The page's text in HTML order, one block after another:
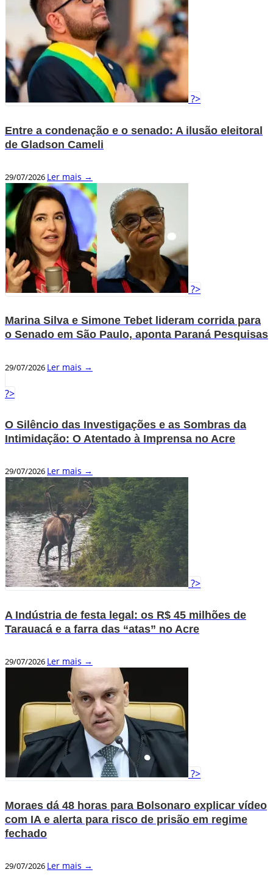
?>
Entre a condenação e o senado: A ilusão eleitoral
de Gladson Cameli
29/07/2026 Ler mais →
?>
Marina Silva e Simone Tebet lideram corrida para
o Senado em São Paulo, aponta Paraná Pesquisas
29/07/2026 Ler mais →
?>
O Silêncio das Investigações e as Sombras da
Intimidação: O Atentado à Imprensa no Acre
29/07/2026 Ler mais →
?>
A Indústria de festa legal: os R$ 45 milhões de
Tarauacá e a farra das “atas” no Acre
29/07/2026 Ler mais →
?>
Moraes dá 48 horas para Bolsonaro explicar vídeo
com IA e alerta para risco de prisão em regime
fechado
29/07/2026 Ler mais →